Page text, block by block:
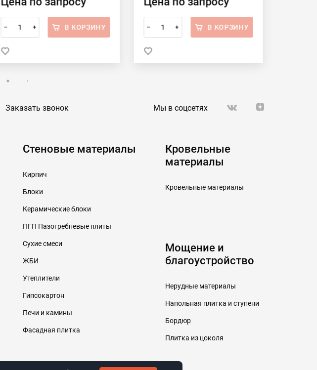
– + В КОРЗИНУ – + В КОРЗИНУ
Заказать звонок Мы в соцсетях
Стеновые материалы
Кирпич
Блоки
Керамические блоки
ПГП Пазогребневые плиты
Сухие смеси
ЖБИ
Утеплители
Гипсокартон
Печи и камины
Фасадная плитка
Кровельные
материалы
Кровельные материалы
Мощение и
благоустройство
Нерудные материалы
Напольная плитка и ступени
Бордюр
Плитка из цоколя